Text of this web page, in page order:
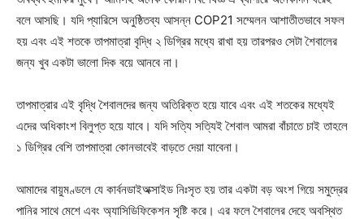
বলে আসছি। যদি প্যারিসে অনুষ্ঠিতব্য আসন্ন COP21 সম্মেলন আশাতীতভাবে সফল
হয় এবং এই শতকে তাপমাত্রা বৃদ্ধি ২ ডিগ্রির মধ্যে রাখা হয় তারপরও সেটা শৈবালের
জন্য খুব একটা ভালো দিক বয়ে আনবে না।
তাপমাত্রার এই বৃদ্ধি শৈবালদের জন্য অতিরিক্ত হয়ে যাবে এবং এই শতকের মধ্যেই
এদের অধিকাংশ বিলুপ্ত হয়ে যাবে। যদি সত্যি সত্যিই শৈবাল আমরা বাঁচাতে চাই তাহলে
১ ডিগ্রির বেশি তাপমাত্রা কোনভাবেই বাড়তে দেয়া যাবেনা।
আমাদের বায়ুমণ্ডলে যে কার্বনডাইঅক্সাইড নিঃসৃত হয় তার একটা বড় অংশ গিয়ে সমুদ্রের
পানির সাথে মেশে এবং অ্যাসিডিফিকেশন সৃষ্টি করে। এর ফলে শৈবালের দেহে অবস্থিত